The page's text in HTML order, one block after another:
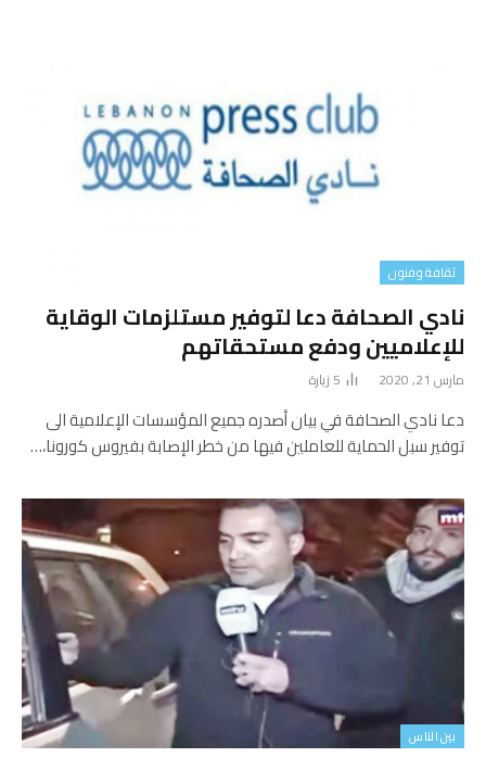
ثقافة وفنون
نادي الصحافة دعا لتوفير مستلزمات الوقاية
للإعلاميين ودفع مستحقاتهم
مارس 21, 2020 5 زيارة
دعا نادي الصحافة في بيان أصدره جميع المؤسسات الإعلامية الى
توفير سبل الحماية للعاملين فيها من خطر الإصابة بفيروس كورونا،…
بين الناس